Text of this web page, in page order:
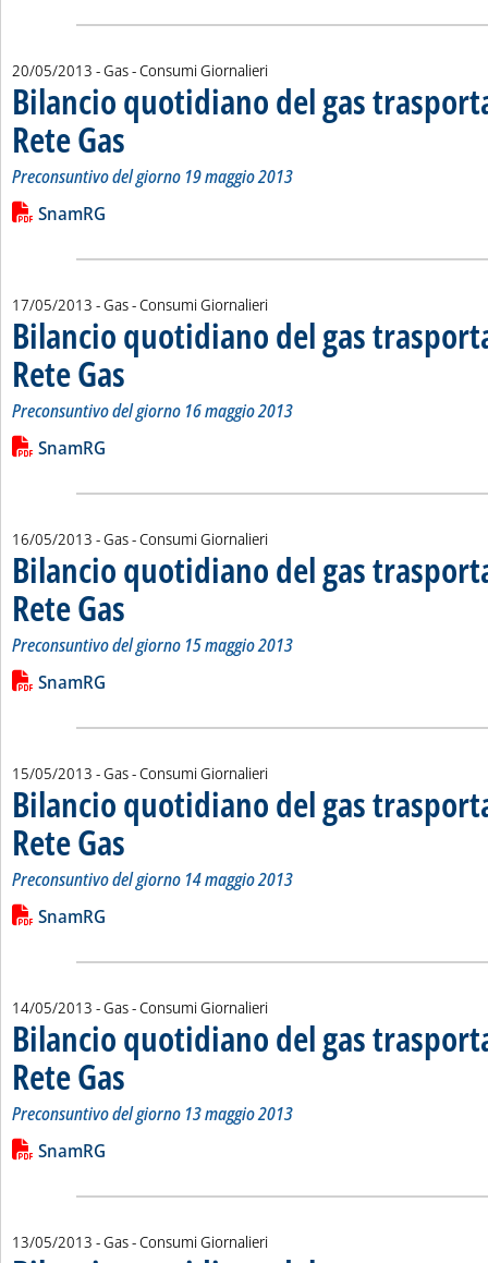
20/05/2013 - Gas - Consumi Giornalieri
Bilancio quotidiano del gas
Rete Gas . Sottotitolo: Preconsuntivo del giorno 19 maggio 2013
. Pubblicata lunedì 20 maggio 2013 alle 14.46.
Preconsuntivo del giorno 19 maggio 2013
Leggi tutta la notizia: 'Bilancio quotidiano del gas
Lista allegati PDF alla notizia
SnamRG
17/05/2013 - Gas - Consumi Giornalieri
Bilancio quotidiano del gas
Rete Gas . Sottotitolo: Preconsuntivo del giorno 16 maggio 2013
. Pubblicata venerdì 17 maggio 2013 alle 13.16.
Preconsuntivo del giorno 16 maggio 2013
Leggi tutta la notizia: 'Bilancio quotidiano del gas
Lista allegati PDF alla notizia
SnamRG
16/05/2013 - Gas - Consumi Giornalieri
Bilancio quotidiano del gas
Rete Gas . Sottotitolo: Preconsuntivo del giorno 15 maggio 2013
. Pubblicata giovedì 16 maggio 2013 alle 14.58.
Preconsuntivo del giorno 15 maggio 2013
Leggi tutta la notizia: 'Bilancio quotidiano del gas
Lista allegati PDF alla notizia
SnamRG
15/05/2013 - Gas - Consumi Giornalieri
Bilancio quotidiano del gas
Rete Gas . Sottotitolo: Preconsuntivo del giorno 14 maggio 2013
. Pubblicata mercoledì 15 maggio 2013 alle 14.29.
Preconsuntivo del giorno 14 maggio 2013
Leggi tutta la notizia: 'Bilancio quotidiano del gas
Lista allegati PDF alla notizia
SnamRG
14/05/2013 - Gas - Consumi Giornalieri
Bilancio quotidiano del gas
Rete Gas . Sottotitolo: Preconsuntivo del giorno 13 maggio 2013
. Pubblicata martedì 14 maggio 2013 alle 15.12.
Preconsuntivo del giorno 13 maggio 2013
Leggi tutta la notizia: 'Bilancio quotidiano del gas
Lista allegati PDF alla notizia
SnamRG
13/05/2013 - Gas - Consumi Giornalieri